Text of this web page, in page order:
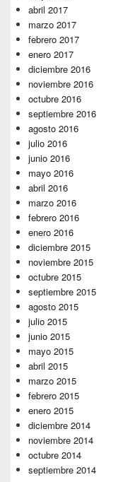
abril 2017
marzo 2017
febrero 2017
enero 2017
diciembre 2016
noviembre 2016
octubre 2016
septiembre 2016
agosto 2016
julio 2016
junio 2016
mayo 2016
abril 2016
marzo 2016
febrero 2016
enero 2016
diciembre 2015
noviembre 2015
octubre 2015
septiembre 2015
agosto 2015
julio 2015
junio 2015
mayo 2015
abril 2015
marzo 2015
febrero 2015
enero 2015
diciembre 2014
noviembre 2014
octubre 2014
septiembre 2014